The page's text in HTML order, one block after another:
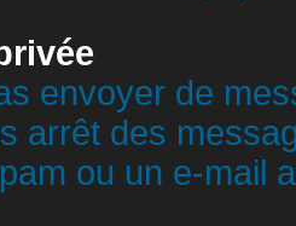
envoyer de
arrêt des
ou un e-mail